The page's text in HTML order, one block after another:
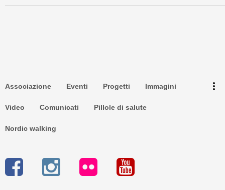
Associazione Eventi Progetti Immagini
Video Comunicati Pillole di salute
Nordic walking
more_vert
Privacy